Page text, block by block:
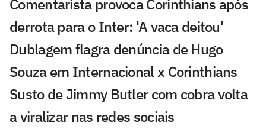
Comentarista provoca Corinthians após
derrota para o Inter: 'A vaca deitou'
Dublagem flagra denúncia de Hugo
Souza em Internacional x Corinthians
Susto de Jimmy Butler com cobra volta
a viralizar nas redes sociais